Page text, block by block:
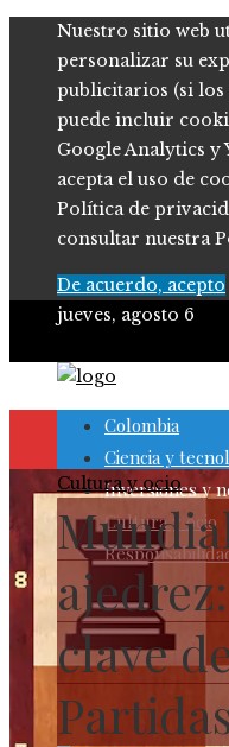
Nuestro sitio web
personalizar su
publicitarios (si los
puede incluir
Google Analytics y
acepta el uso de
Política de
consultar nuestra
De acuerdo, acepto
jueves, agosto 6
Colombia
Ciencia y
Inversiones y
Cultura y ocio
Cultura y ocio
clave